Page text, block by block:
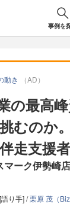
事例を
動き （AD）
の最高
むのか
走支援
ーク伊勢崎
[語り手] /栗原 茂（